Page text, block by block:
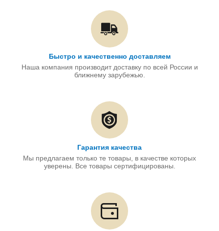
Быстро и качественно доставляем
Наша компания производит доставку по всей России и
ближнему зарубежью.
Гарантия качества
Мы предлагаем только те товары, в качестве которых
уверены. Все товары сертифицированы.